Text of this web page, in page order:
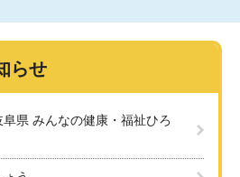
らせ
県 みんなの健康・福祉ひろ